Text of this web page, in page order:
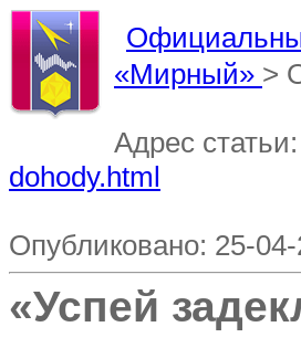
«Мирный» >
Адрес статьи:
dohody.html
Опубликовано: 25-
«Успей